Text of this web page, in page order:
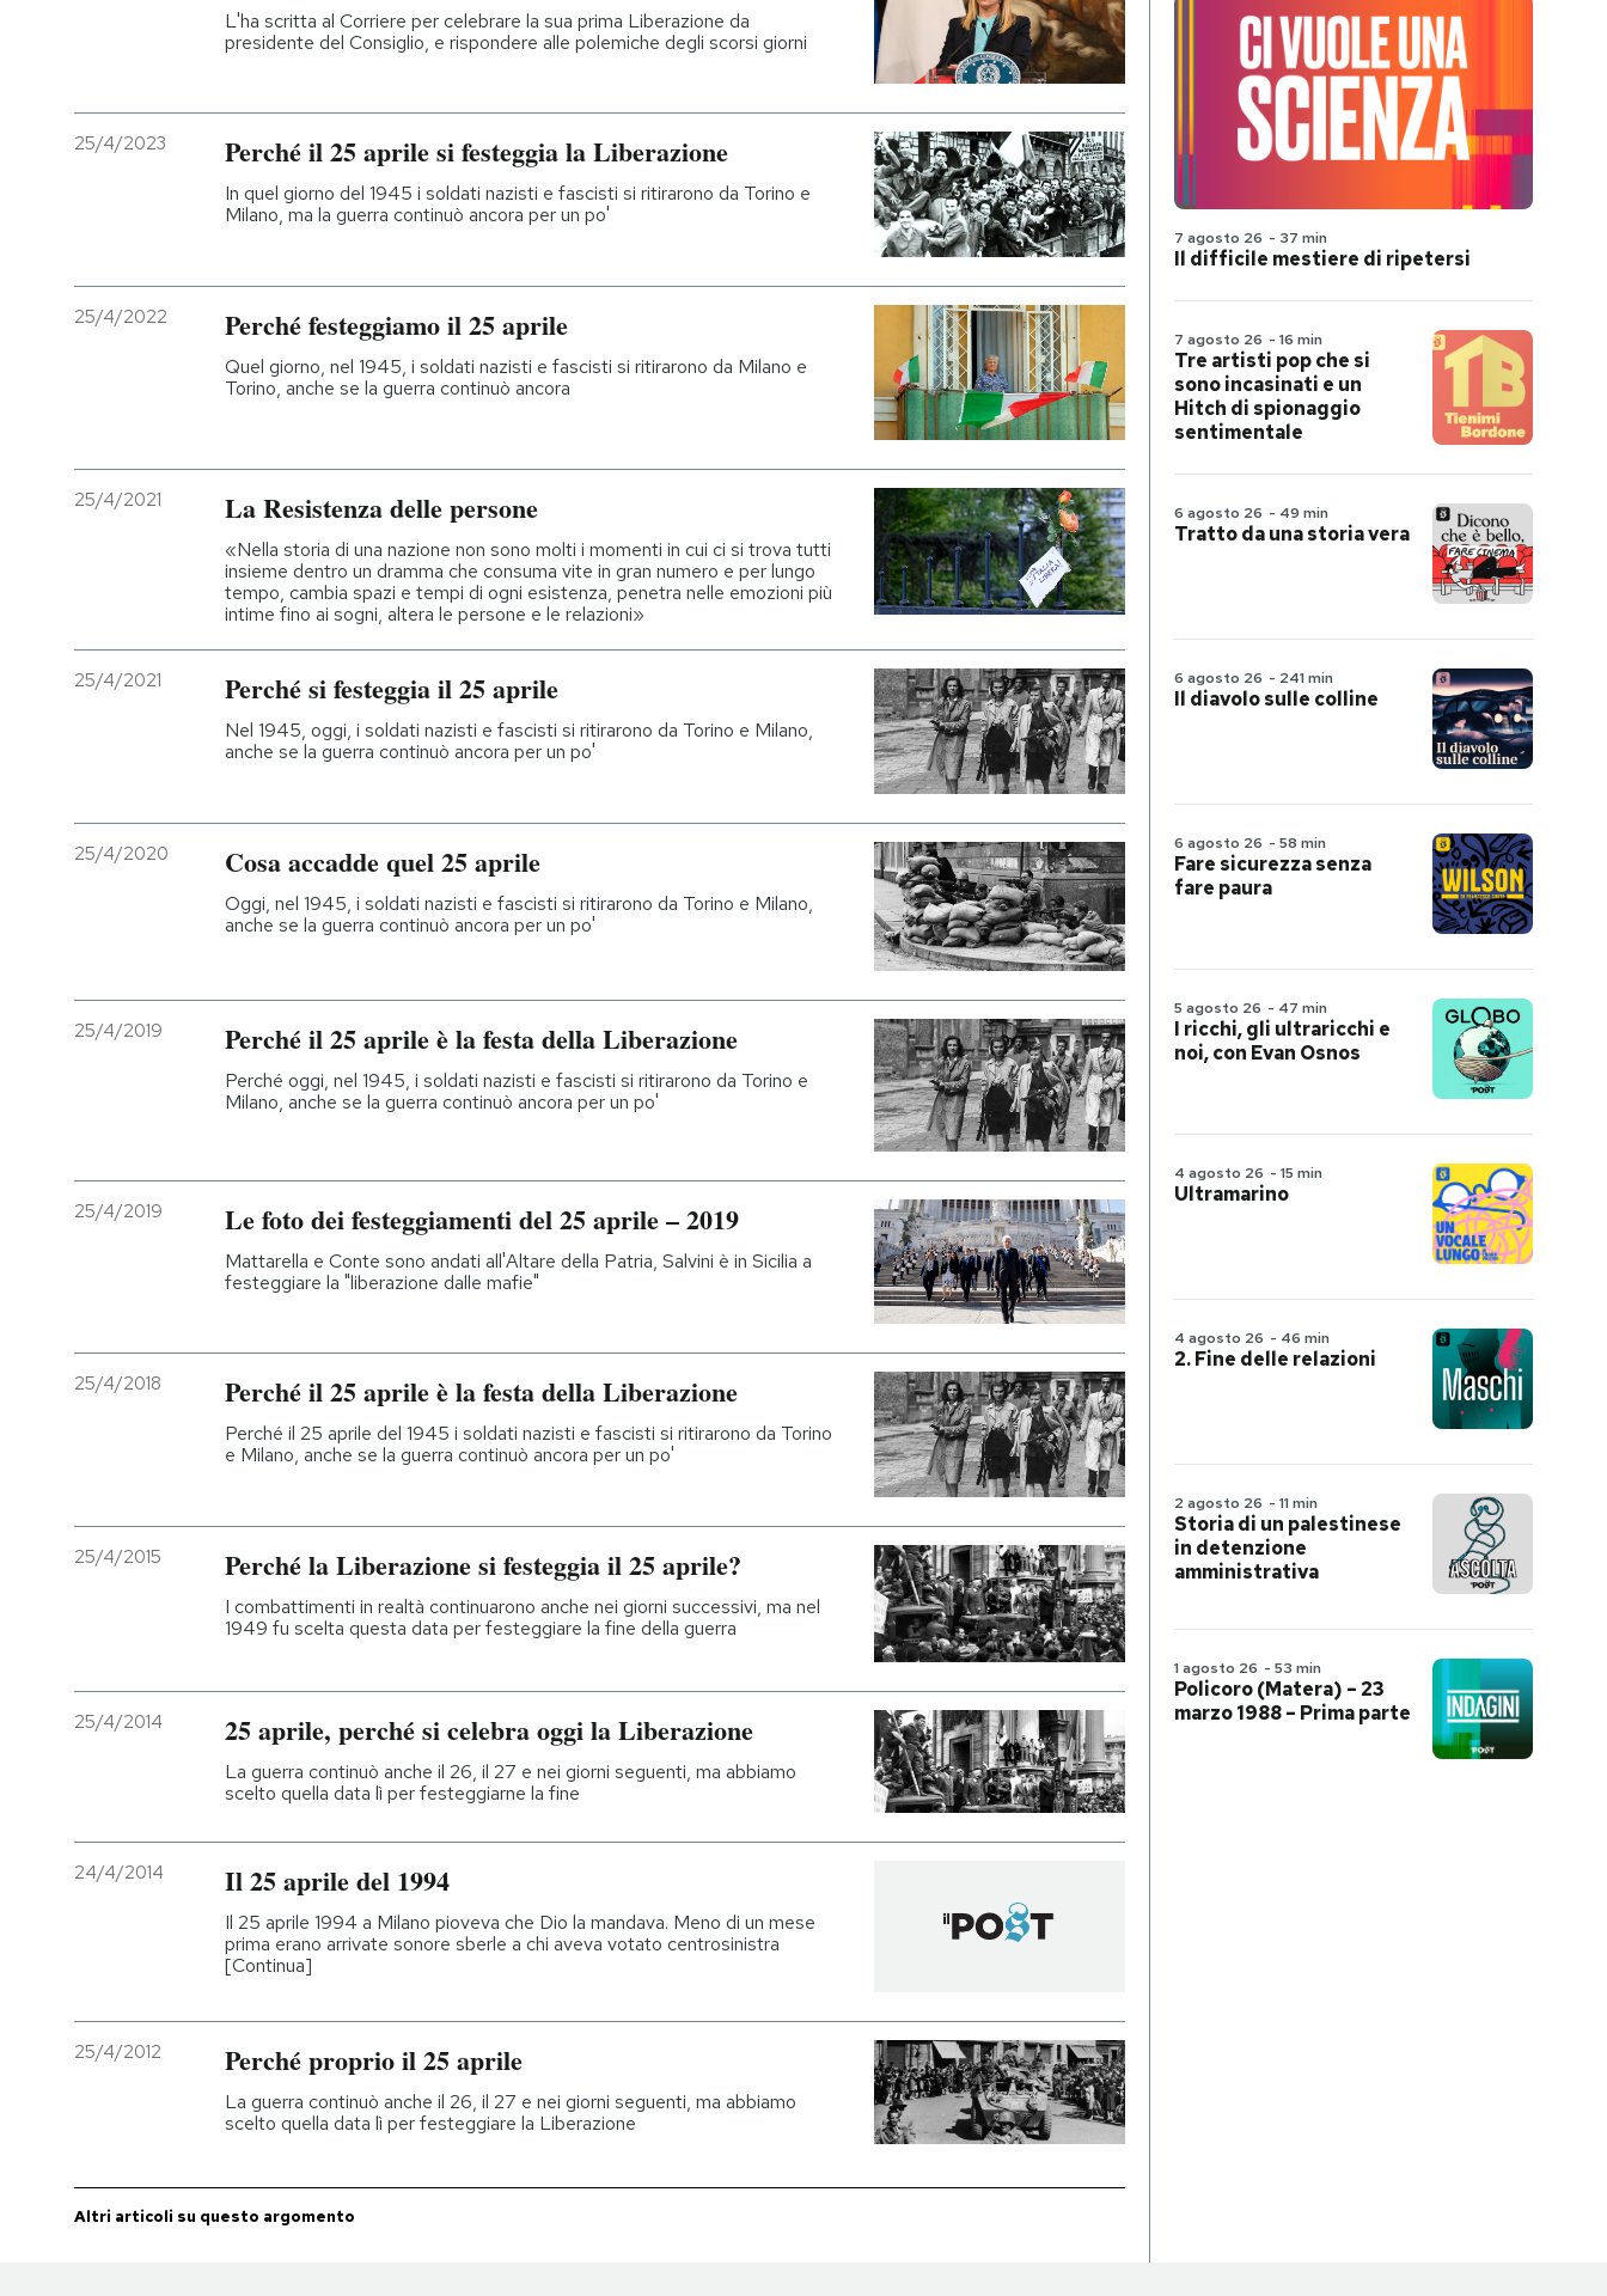
L'ha scritta al Corriere per celebrare la sua prima Liberazione da
presidente del Consiglio, e rispondere alle polemiche degli scorsi giorni
25/4/2023 Perché il 25 aprile si festeggia la Liberazione
In quel giorno del 1945 i soldati nazisti e fascisti si ritirarono da Torino e
Milano, ma la guerra continuò ancora per un po'
25/4/2022 Perché festeggiamo il 25 aprile
Quel giorno, nel 1945, i soldati nazisti e fascisti si ritirarono da Milano e
Torino, anche se la guerra continuò ancora
25/4/2021 La Resistenza delle persone
«Nella storia di una nazione non sono molti i momenti in cui ci si trova tutti
insieme dentro un dramma che consuma vite in gran numero e per lungo
tempo, cambia spazi e tempi di ogni esistenza, penetra nelle emozioni più
intime fino ai sogni, altera le persone e le relazioni»
25/4/2021 Perché si festeggia il 25 aprile
Nel 1945, oggi, i soldati nazisti e fascisti si ritirarono da Torino e Milano,
anche se la guerra continuò ancora per un po'
25/4/2020 Cosa accadde quel 25 aprile
Oggi, nel 1945, i soldati nazisti e fascisti si ritirarono da Torino e Milano,
anche se la guerra continuò ancora per un po'
25/4/2019 Perché il 25 aprile è la festa della Liberazione
Perché oggi, nel 1945, i soldati nazisti e fascisti si ritirarono da Torino e
Milano, anche se la guerra continuò ancora per un po'
25/4/2019 Le foto dei festeggiamenti del 25 aprile – 2019
Mattarella e Conte sono andati all'Altare della Patria, Salvini è in Sicilia a
festeggiare la "liberazione dalle mafie"
25/4/2018 Perché il 25 aprile è la festa della Liberazione
Perché il 25 aprile del 1945 i soldati nazisti e fascisti si ritirarono da Torino
e Milano, anche se la guerra continuò ancora per un po'
25/4/2015 Perché la Liberazione si festeggia il 25 aprile?
I combattimenti in realtà continuarono anche nei giorni successivi, ma nel
1949 fu scelta questa data per festeggiare la fine della guerra
25/4/2014 25 aprile, perché si celebra oggi la Liberazione
La guerra continuò anche il 26, il 27 e nei giorni seguenti, ma abbiamo
scelto quella data lì per festeggiarne la fine
24/4/2014 Il 25 aprile del 1994
Il 25 aprile 1994 a Milano pioveva che Dio la mandava. Meno di un mese
prima erano arrivate sonore sberle a chi aveva votato centrosinistra
[Continua]
25/4/2012 Perché proprio il 25 aprile
La guerra continuò anche il 26, il 27 e nei giorni seguenti, ma abbiamo
scelto quella data lì per festeggiare la Liberazione
Altri articoli su questo argomento
7 agosto 26 - 37 min
Il difficile mestiere di ripetersi
7 agosto 26 - 16 min
Tre artisti pop che si
sono incasinati e un
Hitch di spionaggio
sentimentale
6 agosto 26 - 49 min
Tratto da una storia vera
6 agosto 26 - 241 min
Il diavolo sulle colline
6 agosto 26 - 58 min
Fare sicurezza senza
fare paura
5 agosto 26 - 47 min
I ricchi, gli ultraricchi e
noi, con Evan Osnos
4 agosto 26 - 15 min
Ultramarino
4 agosto 26 - 46 min
2. Fine delle relazioni
2 agosto 26 - 11 min
Storia di un palestinese
in detenzione
amministrativa
1 agosto 26 - 53 min
Policoro (Matera) – 23
marzo 1988 – Prima parte